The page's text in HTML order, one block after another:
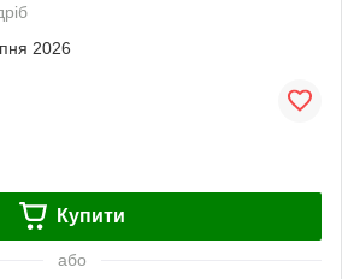
2026
Купити
або